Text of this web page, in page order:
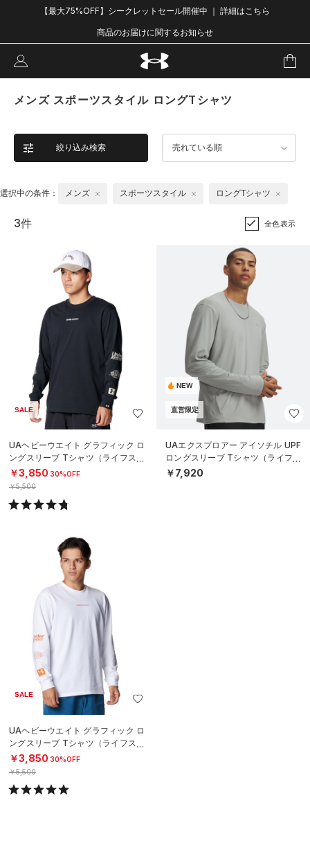
【最大75%OFF】シークレットセール開催中 ｜ 詳細はこちら
商品のお届けに関するお知らせ
メンズ スポーツスタイル ロングTシャツ
絞り込み検索 売れている順
選択中の条件： メンズ スポーツスタイル ロングTシャツ
3件 全色表示
SALE
UAヘビーウエイト グラフィック ロ
ングスリーブ Tシャツ（ライフスタ
イル/MEN）
￥3,850 30%OFF
￥5,500
NEW
直営限定
UAエクスプロアー アイソチル UPF
ロングスリーブ Tシャツ（ライフス
タイル/MEN）
￥7,920
SALE
UAヘビーウエイト グラフィック ロ
ングスリーブ Tシャツ（ライフスタ
イル/MEN）
￥3,850 30%OFF
￥5,500